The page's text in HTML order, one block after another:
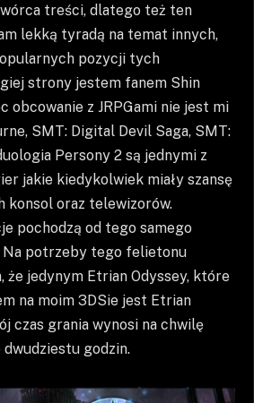
treści, dlatego też ten
lekką tyradą na temat innych,
pozycji tych
strony jestem fanem Shin
obcowanie z JRPGami nie jest mi
SMT: Digital Devil Saga, SMT:
Persony 2 są jednymi z
jakie kiedykolwiek miały szansę
konsol oraz telewizorów.
pochodzą od tego samego
Na potrzeby tego felietonu
że jedynym Etrian Odyssey, które
na moim 3DSie jest Etrian
czas grania wynosi na chwilę
dwudziestu godzin.